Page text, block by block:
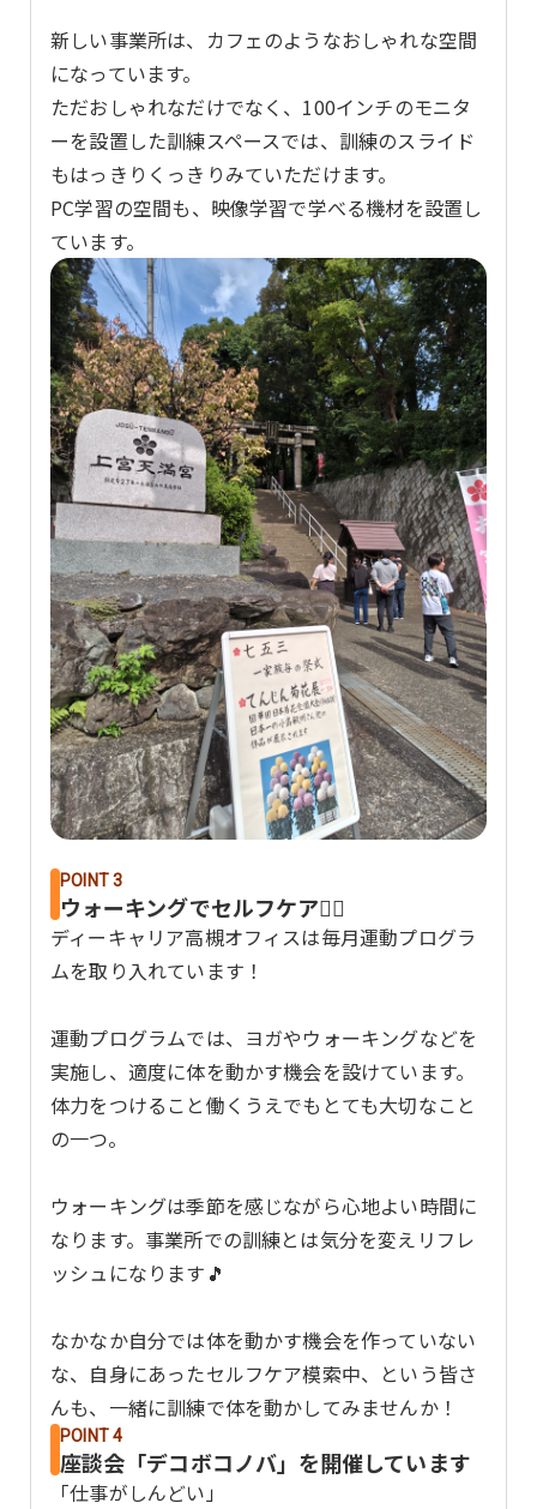
新しい事業所は、カフェのようなおしゃれな空間
になっています。
ただおしゃれなだけでなく、100インチのモニタ
ーを設置した訓練スペースでは、訓練のスライド
もはっきりくっきりみていただけます。
PC学習の空間も、映像学習で学べる機材を設置し
ています。
POINT 3
ウォーキングでセルフケア🚶‍♀️
ディーキャリア高槻オフィスは毎月運動プログラ
ムを取り入れています！
運動プログラムでは、ヨガやウォーキングなどを
実施し、適度に体を動かす機会を設けています。
体力をつけること働くうえでもとても大切なこと
の一つ。
ウォーキングは季節を感じながら心地よい時間に
なります。事業所での訓練とは気分を変えリフレ
ッシュになります🎵
なかなか自分では体を動かす機会を作っていない
な、自身にあったセルフケア模索中、という皆さ
んも、一緒に訓練で体を動かしてみませんか！
POINT 4
座談会「デコボコノバ」を開催しています
「仕事がしんどい」